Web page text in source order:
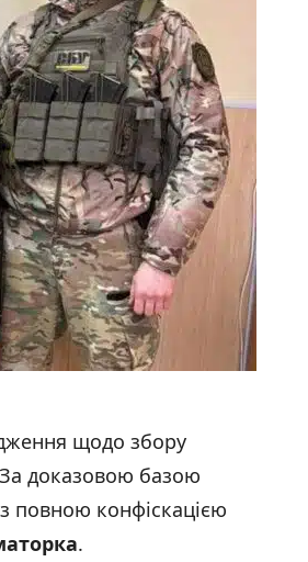
щодо збору
доказовою базою
повною конфіскацією
.